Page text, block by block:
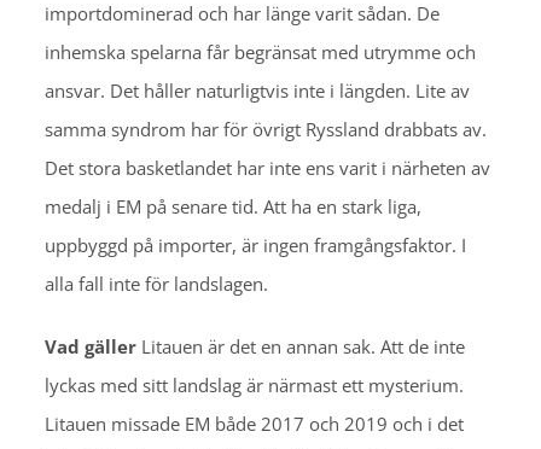
importdominerad och har länge varit sådan. De
inhemska spelarna får begränsat med utrymme och
ansvar. Det håller naturligtvis inte i längden. Lite av
samma syndrom har för övrigt Ryssland drabbats av.
Det stora basketlandet har inte ens varit i närheten av
medalj i EM på senare tid. Att ha en stark liga,
uppbyggd på importer, är ingen framgångsfaktor. I
alla fall inte för landslagen.
Vad gäller Litauen är det en annan sak. Att de inte
lyckas med sitt landslag är närmast ett mysterium.
Litauen missade EM både 2017 och 2019 och i det